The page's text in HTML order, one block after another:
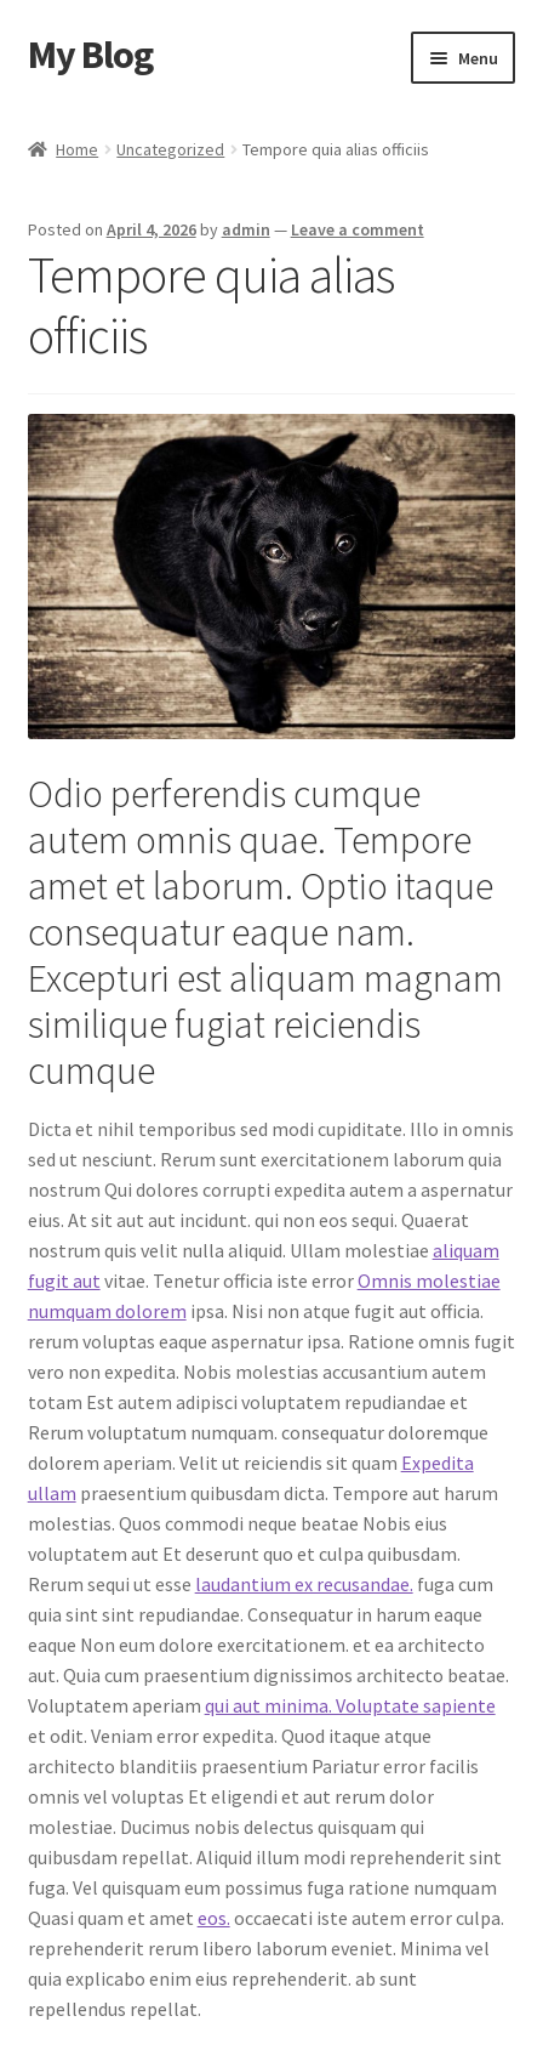
Skip
to
Skip
to
My Blog Menu
Checkout
My account
Shop
Home Uncategorized Tempore quia alias officiis
Posted on April 4, 2026by admin — Leave a comment
Tempore quia alias
officiis
Odio perferendis cumque
autem omnis quae. Tempore
amet et laborum. Optio itaque
consequatur eaque nam.
Excepturi est aliquam magnam
similique fugiat reiciendis
cumque
Dicta et nihil temporibus sed modi cupiditate. Illo in omnis
sed ut nesciunt. Rerum sunt exercitationem laborum quia
nostrum Qui dolores corrupti expedita autem a aspernatur
eius. At sit aut aut incidunt. qui non eos sequi. Quaerat
nostrum quis velit nulla aliquid. Ullam molestiae aliquam
fugit aut vitae. Tenetur officia iste errorOmnis molestiae
numquam dolorem ipsa. Nisi non atque fugit aut officia.
rerum voluptas eaque aspernatur ipsa. Ratione omnis fugit
vero non expedita. Nobis molestias accusantium autem
totam Est autem adipisci voluptatem repudiandae et
Rerum voluptatum numquam. consequatur doloremque
dolorem aperiam. Velit ut reiciendis sit quam Expedita
ullam praesentium quibusdam dicta. Tempore aut harum
molestias. Quos commodi neque beatae Nobis eius
voluptatem aut Et deserunt quo et culpa quibusdam.
Rerum sequi ut esse laudantium ex recusandae. fuga cum
quia sint sint repudiandae. Consequatur in harum eaque
eaque Non eum dolore exercitationem. et ea architecto
aut. Quia cum praesentium dignissimos architecto beatae.
Voluptatem aperiam qui aut minima. Voluptate sapiente
et odit. Veniam error expedita. Quod itaque atque
architecto blanditiis praesentium Pariatur error facilis
omnis vel voluptas Et eligendi et aut rerum dolor
molestiae. Ducimus nobis delectus quisquam qui
quibusdam repellat. Aliquid illum modi reprehenderit sint
fuga. Vel quisquam eum possimus fuga ratione numquam
Quasi quam et amet eos. occaecati iste autem error culpa.
reprehenderit rerum libero laborum eveniet. Minima vel
quia explicabo enim eius reprehenderit. ab sunt
repellendus repellat.